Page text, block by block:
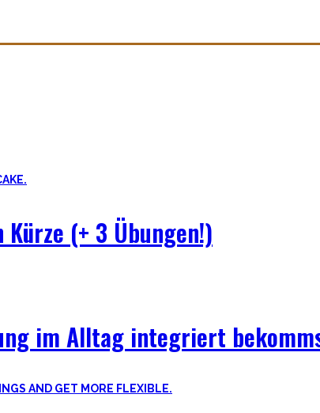
(+ 3 Übungen!)
im Alltag integriert